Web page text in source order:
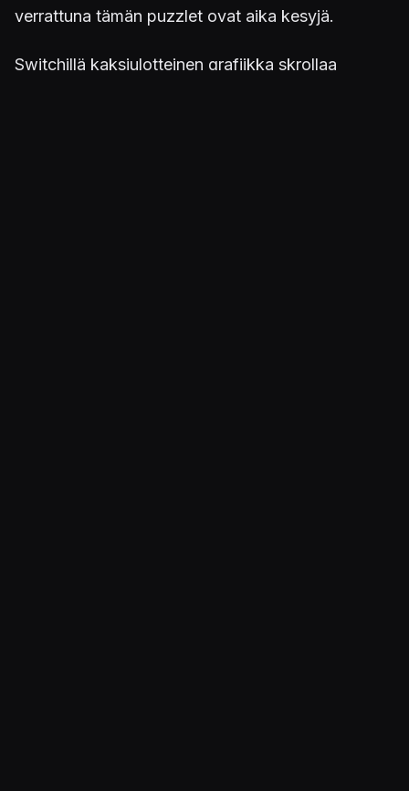
verrattuna tämän puzzlet ovat aika kesyjä.
Switchillä kaksiulotteinen grafiikka skrollaa